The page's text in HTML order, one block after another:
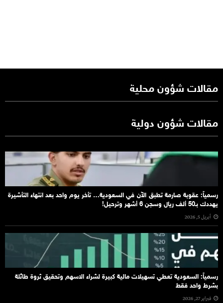
مقالات شؤون محلية
مقالات شؤون دولية
رسمياً: عقوبة صارمة تطبق الآن في السعودية… تأخر يوم واحد بعد انتهاء التأشيرة
يهددك بـ50 ألف ريال وسجن 6 أشهر وترحيل!
أبريل 5, 2026
رسمياً: السعودية تعطي تسهيلات مالية كبيرة لشراء الاسهم وتحقيق ثروة طائلة
بشرط واحد فقط
فبراير 27, 2026